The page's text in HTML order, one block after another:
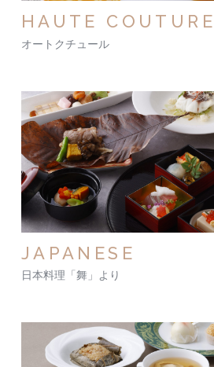
HAUTE COUTURE
オートクチュール
JAPANESE
日本料理「舞」より